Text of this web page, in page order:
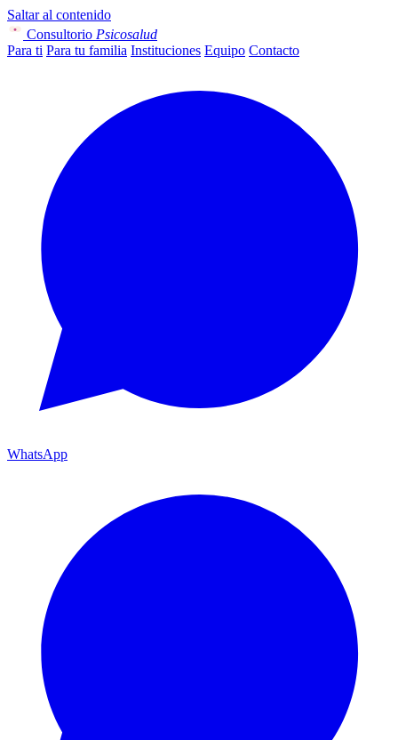
Saltar al contenido
Consultorio Psicosalud
Para ti Para tu familia Instituciones Equipo Contacto
WhatsApp